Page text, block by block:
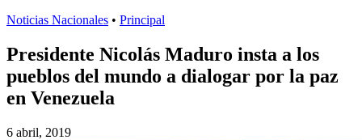
Noticias Nacionales • Principal
Presidente Nicolás Maduro insta a los
pueblos del mundo a dialogar por la paz
en Venezuela
6 abril, 2019